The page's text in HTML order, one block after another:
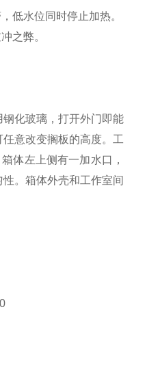
低水位同时停止加热。
之弊。
化玻璃，打开外门即能
意改变搁板的高度。工
体左上侧有一加水口，
。箱体外壳和工作室间